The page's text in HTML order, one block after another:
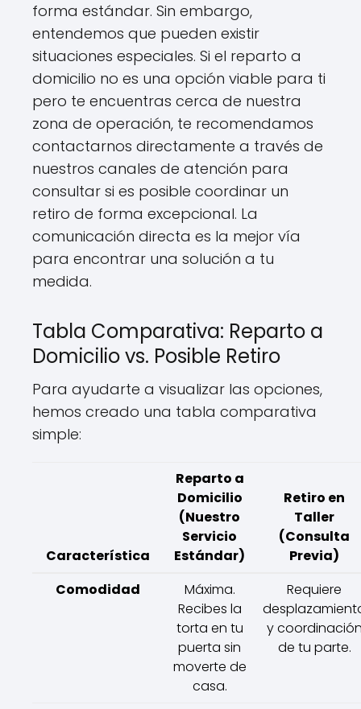
forma estándar. Sin embargo,
entendemos que pueden existir
situaciones especiales. Si el reparto a
domicilio no es una opción viable para ti
pero te encuentras cerca de nuestra
zona de operación, te recomendamos
contactarnos directamente a través de
nuestros canales de atención para
consultar si es posible coordinar un
retiro de forma excepcional. La
comunicación directa es la mejor vía
para encontrar una solución a tu
medida.
Tabla Comparativa: Reparto a
Domicilio vs. Posible Retiro
Para ayudarte a visualizar las opciones,
hemos creado una tabla comparativa
simple:
Característica
Reparto a
Domicilio
(Nuestro
Servicio
Estándar)
Retiro en
Taller
(Consulta
Previa)
Comodidad
Máxima.
Recibes la
torta en tu
puerta sin
moverte de
casa.
Requiere
y
de tu parte.